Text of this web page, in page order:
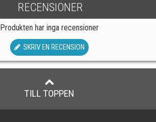
RECENSIONER
Produkten har inga recensioner
SKRIV EN RECENSION
TILL TOPPEN